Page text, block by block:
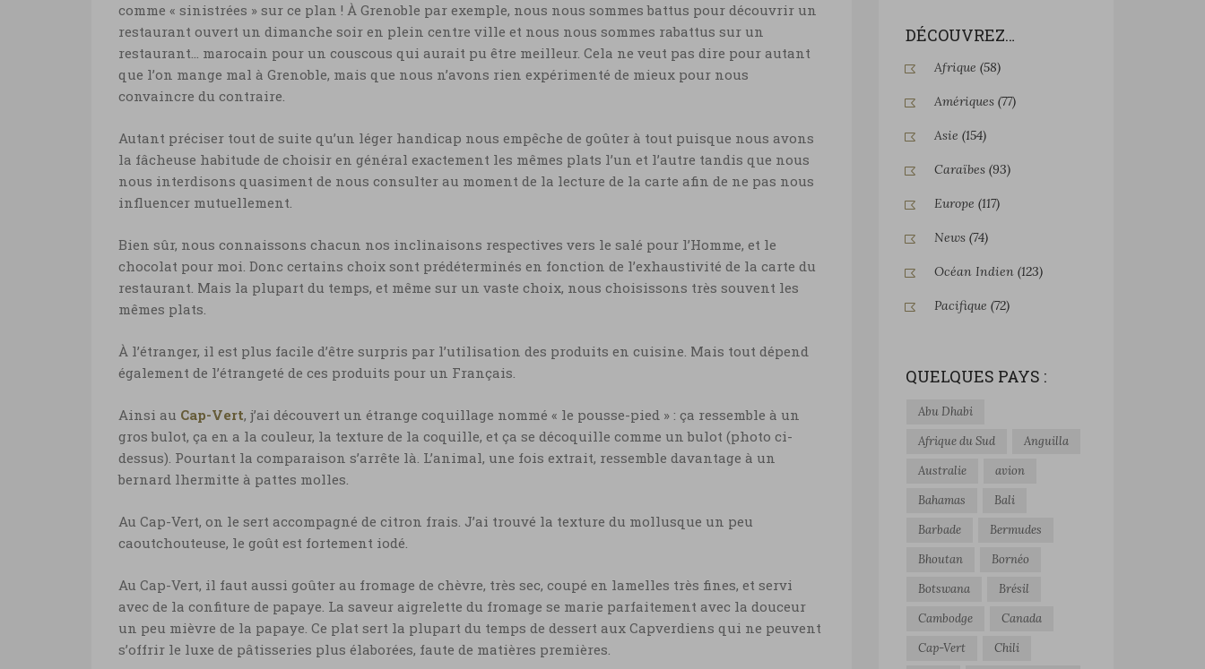
comme « sinistrées » sur ce plan ! À Grenoble par exemple, nous nous sommes battus pour découvrir un
restaurant ouvert un dimanche soir en plein centre ville et nous nous sommes rabattus sur un
restaurant… marocain pour un couscous qui aurait pu être meilleur. Cela ne veut pas dire pour autant
que l’on mange mal à Grenoble, mais que nous n’avons rien expérimenté de mieux pour nous
convaincre du contraire.
Autant préciser tout de suite qu’un léger handicap nous empêche de goûter à tout puisque nous avons
la fâcheuse habitude de choisir en général exactement les mêmes plats l’un et l’autre tandis que nous
nous interdisons quasiment de nous consulter au moment de la lecture de la carte afin de ne pas nous
influencer mutuellement.
Bien sûr, nous connaissons chacun nos inclinaisons respectives vers le salé pour l’Homme, et le
chocolat pour moi. Donc certains choix sont prédéterminés en fonction de l’exhaustivité de la carte du
restaurant. Mais la plupart du temps, et même sur un vaste choix, nous choisissons très souvent les
mêmes plats.
À l’étranger, il est plus facile d’être surpris par l’utilisation des produits en cuisine. Mais tout dépend
également de l’étrangeté de ces produits pour un Français.
Ainsi au Cap-Vert, j’ai découvert un étrange coquillage nommé « le pousse-pied » : ça ressemble à un
gros bulot, ça en a la couleur, la texture de la coquille, et ça se décoquille comme un bulot (photo ci-
dessus). Pourtant la comparaison s’arrête là. L’animal, une fois extrait, ressemble davantage à un
bernard lhermitte à pattes molles.
Au Cap-Vert, on le sert accompagné de citron frais. J’ai trouvé la texture du mollusque un peu
caoutchouteuse, le goût est fortement iodé.
Au Cap-Vert, il faut aussi goûter au fromage de chèvre, très sec, coupé en lamelles très fines, et servi
avec de la confiture de papaye. La saveur aigrelette du fromage se marie parfaitement avec la douceur
un peu mièvre de la papaye. Ce plat sert la plupart du temps de dessert aux Capverdiens qui ne peuvent
s’offrir le luxe de pâtisseries plus élaborées, faute de matières premières.
DÉCOUVREZ…
Afrique (58)
Amériques(77)
Asie (154)
Caraïbes(93)
Europe (117)
News(74)
Océan Indien(123)
Pacifique (72)
QUELQUES PAYS :
Abu Dhabi
Afrique du Sud
Anguilla
Australie
avion
Bahamas
Bali
Barbade
Bermudes
Bhoutan
Bornéo
Botswana
Brésil
Cambodge
Canada
Cap-Vert
Chili